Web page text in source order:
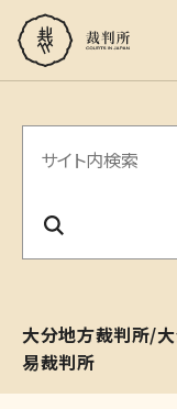
サ
内
索
大分地方裁判所/
易裁判所